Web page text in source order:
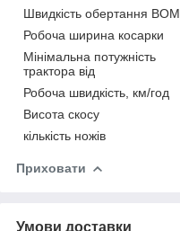
Швидкість обертання ВОМ
Робоча ширина косарки
Мінімальна потужність
трактора від
Робоча швидкість, км/год
Висота скосу
кількість ножів
Приховати
Умови доставки